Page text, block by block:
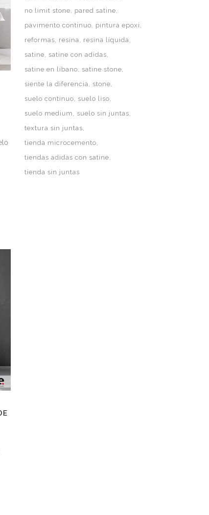
no limit stone
pared satine
pavimento continuo
pintura epoxi
reformas
resina
resina líquida
satine
satine con adidas
satine en líbano
satine stone
siente la diferencia
stone
suelo continuo
suelo liso
suelo medium
suelo sin juntas
textura sin juntas
tienda microcemento
tiendas adidas con satine
tienda sin juntas